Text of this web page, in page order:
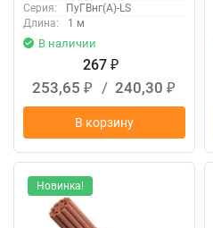
Серия:
ПуГВнг(А)-LS
Длина:
1 м
В наличии
267 ₽
253,65 ₽ / 240,30 ₽
В корзину
Новинка!